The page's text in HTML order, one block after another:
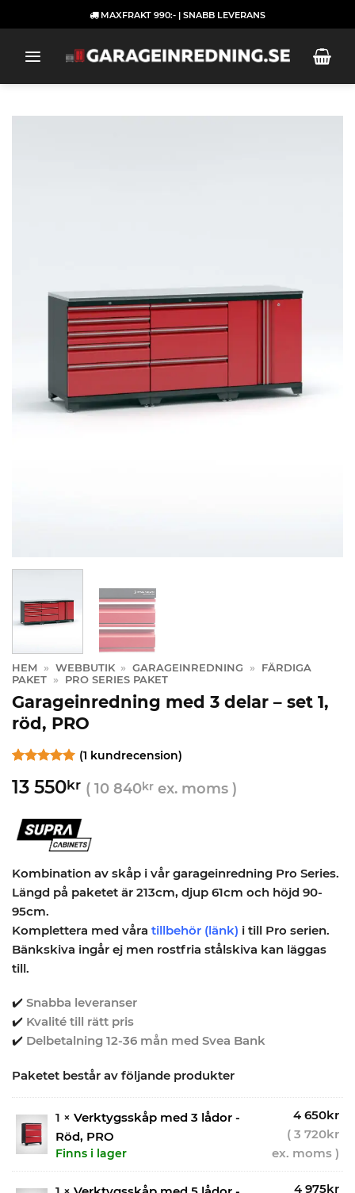
to
MAXFRAKT 990:- | SNABB LEVERANS
HEM » WEBBUTIK » GARAGEINREDNING »
FÄRDIGA
PAKET » PRO SERIES PAKET
Garageinredning med 3 delar – set 1,
röd, PRO
av 5
(1 kundrecension)
13 550kr ( 10 840kr ex. moms )
Kombination av skåp i vår garageinredning Pro Series.
Längd på paketet är 213cm, djup 61cm och höjd 90-
95cm.
Komplettera med våra tillbehör (länk) i till Pro serien.
Bänkskiva ingår ej men rostfria stålskiva kan läggas
till.
✔️ Snabba leveranser
✔️ Kvalité till rätt pris
✔️ Delbetalning 12-36 mån med Svea Bank
Paketet består av följande produkter
1 × Verktygsskåp med 3 lådor -
Röd, PRO
Finns i lager
4 650kr
( 3 720kr
ex. moms )
4 975kr